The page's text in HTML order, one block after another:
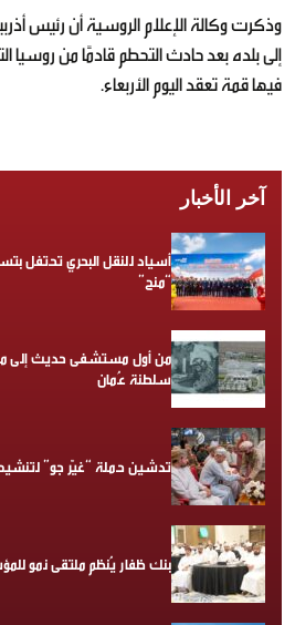
وذكرت وكالة الإعلام الروسية أن رئيس
إلى بلده بعد حادث التحطم قادمًا من روسيا
فيها قمة تعقد اليوم الأربعاء.
آخر الأخبار
أسياد للنقل البحري تحتفل
“منح”
من أول مستشفى حديث إلى
سلطنة عُمان
تدشين حملة “غيّر جو” لتنشيط
بنك ظفار يُنظم ملتقى نمو